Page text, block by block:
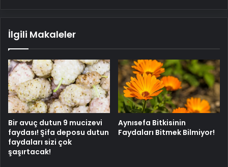
İlgili Makaleler
Bir avuç dutun 9 mucizevi
faydası! Şifa deposu dutun
faydaları sizi çok
şaşırtacak!
Aynısefa Bitkisinin
Faydaları Bitmek Bilmiyor!